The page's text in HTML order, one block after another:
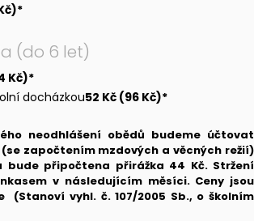
(do 6 let)
Kč)*
docházkou52 Kč (96 Kč)*
neodhlášení obědů budeme účtovat
započtením mzdových a věcných režií)
bude připočtena přirážka 44 Kč. Stržení
v následujícím měsíci. Ceny jsou
(Stanoví vyhl. č. 107/2005 Sb., o školním